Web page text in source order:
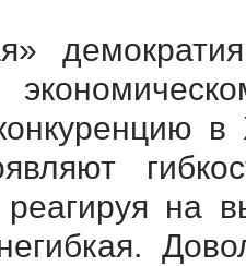
в
реагируя на